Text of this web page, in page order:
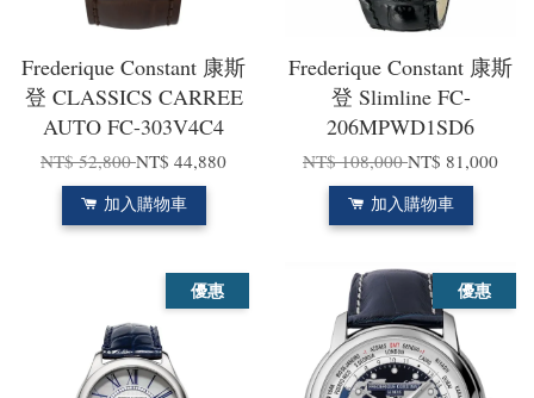
Frederique Constant 康斯
登 CLASSICS CARREE
AUTO FC-303V4C4
NT$ 52,800NT$ 44,880
加入購物車
Frederique Constant 康斯
登 Slimline FC-
206MPWD1SD6
NT$ 108,000NT$ 81,000
加入購物車
優惠 優惠